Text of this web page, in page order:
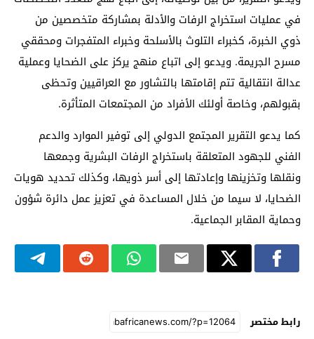
في عمليات استخراج الرفات والأدلة بمشاركة متخصصين من
ذوي الخبرة، كخبراء التلوث بالأسلحة وخبراء المتفجرات ومحققي
مسرح الجريمة. ويدعو إلى اتباع منهج يركز على الضحايا وعملية
عدالة انتقالية تتم إقامتها بالتشاور مع العراقيين وتحظى
بقبولهم، وخاصة أولئك الأفراد من المجتمعات المتأثرة.
كما يدعو التقرير المجتمع الدولي إلى توفير الموارد والدعم
الفني للجهود المتعلقة باستخراج الرفات البشرية وجمعها
ونقلها وتخزينها وإعادتها إلى أسر ذويها، وكذلك تحديد هويات
الضحايا، لا سيما من خلال المساعدة في تعزيز عمل دائرة شؤون
وحماية المقابر الجماعية.
رابط مختصر